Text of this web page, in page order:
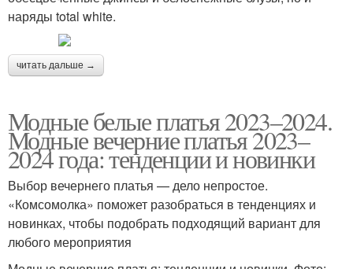
наряды total white.
читать дальше →
Модные белые платья 2023–2024.
Модные вечерние платья 2023–
2024 года: тенденции и новинки
Выбор вечернего платья — дело непростое.
«Комсомолка» поможет разобраться в тенденциях и
новинках, чтобы подобрать подходящий вариант для
любого мероприятия